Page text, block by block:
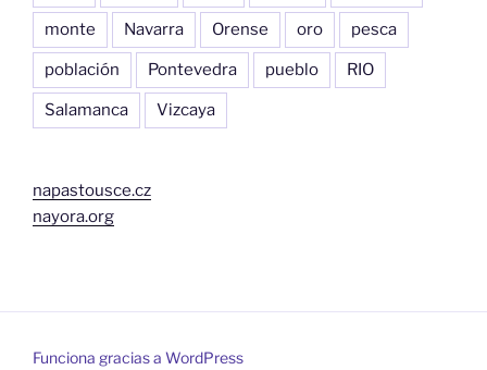
monte Navarra Orense oro pesca
población Pontevedra pueblo RIO
Salamanca Vizcaya
napastousce.cz
nayora.org
Funciona gracias a WordPress